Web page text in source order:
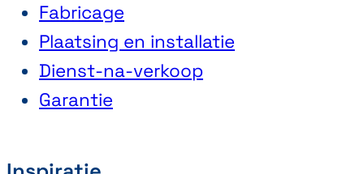
Fabricage
Plaatsing en installatie
Dienst-na-verkoop
Garantie